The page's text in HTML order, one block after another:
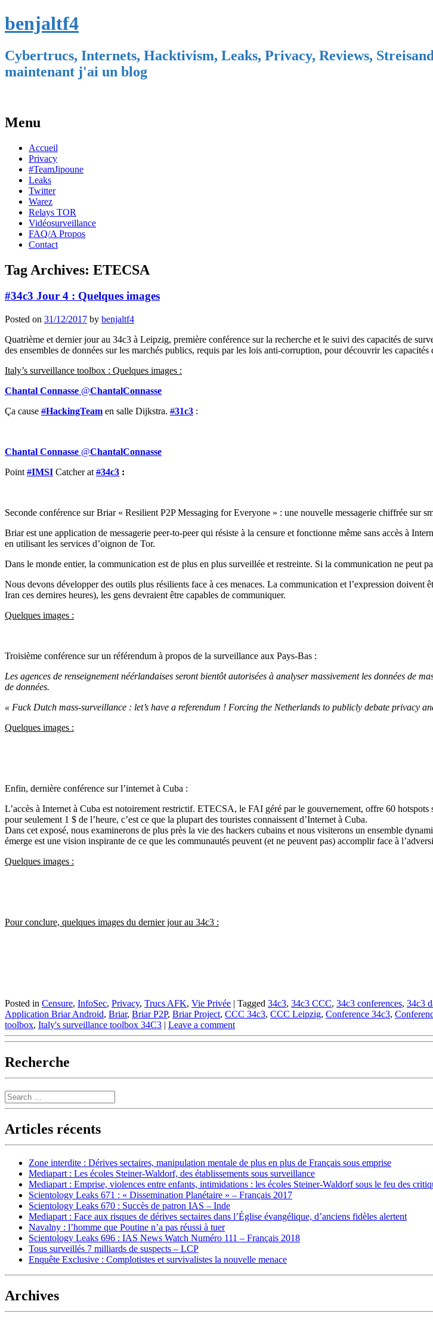
benjaltf4
Cybertrucs, Internets, Hacktivism, Leaks, Privacy, Reviews,
maintenant j'ai un blog
Menu
Skip
content
Accueil
Privacy
#TeamJipoune
Leaks
Twitter
Warez
Relays TOR
Vidéosurveillance
FAQ/A Propos
Contact
Tag Archives: ETECSA
#34c3 Jour 4 : Quelques images
Posted on 31/12/2017 by benjaltf4
Quatrième et dernier jour au 34c3 à Leipzig, première conférence surla recherche et le suivi des capacités de
des ensembles de données sur les marchés publics, requis par les lois anti-corruption, pour découvrir les
Italy’s surveillance toolbox : Quelques images :
Chantal Connasse @ChantalConnasse
Ça cause #HackingTeam en salle Dijkstra. #31c3 :
Chantal Connasse @ChantalConnasse
Point #IMSI Catcher at #34c3 :
Seconde conférence sur Briar « Resilient P2P Messaging for Everyone » : une nouvelle messagerie chiffrée sur
Briar est une application de messagerie peer-to-peer qui résiste à la censure et fonctionne même sans accès à
en utilisant les services d’oignon de Tor.
Dans le monde entier, la communication est de plus en plus surveillée et restreinte. Si la communication ne peut
Nous devons développer des outils plus résilients face à ces menaces. La communication et l’expression
Iran ces dernires heures), les gens devraient être capables de communiquer.
Quelques images :
Troisième conférence sur un référendum à propos de la surveillance aux Pays-Bas :
Les agences de renseignement néérlandaises seront bientôt autorisées à analyser massivement les données de
de données.
« Fuck Dutch mass-surveillance : let’s have a referendum ! Forcing the Netherlands to publicly debate privacy
Quelques images :
Enfin, dernière conférence sur l’internet à Cuba :
L’accès à Internet à Cuba est notoirement restrictif. ETECSA, le FAI géré par le gouvernement, offre 60 hotspots
pour seulement 1 $ de l’heure, c’est ce que la plupart des touristes connaissent d’Internet à Cuba.
Dans cet exposé, nous examinerons de plus près la vie des hackers cubains et nous visiterons un ensemble
émerge est une vision inspirante de ce que les communautés peuvent (et ne peuvent pas) accomplir face à
Quelques images :
Pour conclure, quelques images du dernier jour au 34c3 :
Posted in Censure, InfoSec, Privacy, Trucs AFK, Vie Privée | Tagged 34c3, 34c3 CCC, 34c3 conferences, 34c3
Application Briar Android, Briar, Briar P2P, Briar Project, CCC 34c3, CCC Leipzig, Conference 34c3,
toolbox, Italy's surveillance toolbox 34C3 | Leave a comment
Recherche
Search
Articles récents
Zone interdite : Dérives sectaires, manipulation mentale de plus en plus de Français sous emprise
Mediapart : Les écoles Steiner-Waldorf, des établissements sous surveillance
Mediapart : Emprise, violences entre enfants, intimidations : les écoles Steiner-Waldorf sous le feu des
Scientology Leaks 671 : « Dissemination Planétaire » – Français 2017
Scientology Leaks 670 : Succès de patron IAS – Inde
Mediapart : Face aux risques de dérives sectaires dans l’Église évangélique, d’anciens fidèles alertent
Navalny : l’homme que Poutine n’a pas réussi à tuer
Scientology Leaks 696 : IAS News Watch Numéro 111 – Français 2018
Tous surveillés 7 milliards de suspects – LCP
Enquête Exclusive : Complotistes et survivalistes la nouvelle menace
Archives